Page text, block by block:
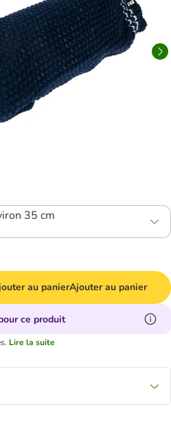
35 cm
au panierAjouter au panier
ce produit
Lire la suite